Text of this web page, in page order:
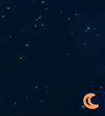
b